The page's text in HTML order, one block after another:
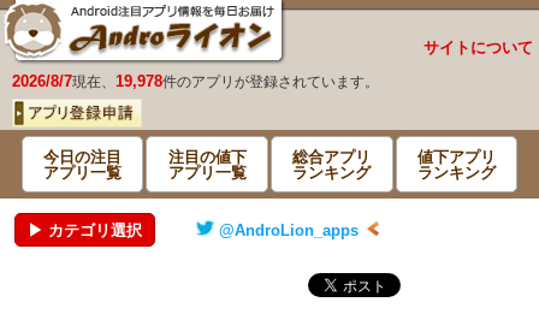
サイトについて
2026/8/7現在、 19,978件のアプリが登録されています。
今日の注目
アプリ一覧
注目の値下
アプリ一覧
総合アプリ
ランキング
値下アプリ
ランキング
▶ カテゴリ選択 @AndroLion_apps